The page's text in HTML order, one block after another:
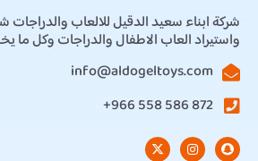
شركة ابناء سعيد الدقيل للالعاب والدراجات
واستيراد العاب الاطفال والدراجات وكل
info@aldogeltoys.com
872 586 558 966+